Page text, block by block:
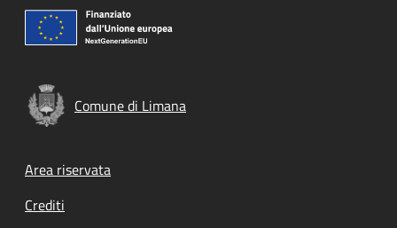
Comune di Limana
Footer menu
Area riservata
Crediti